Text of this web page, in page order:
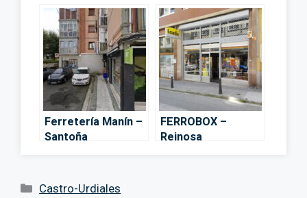
Industriales –
Santander
Ferretería Manín –
Santoña
FERROBOX –
Reinosa
Categorías
Castro-Urdiales